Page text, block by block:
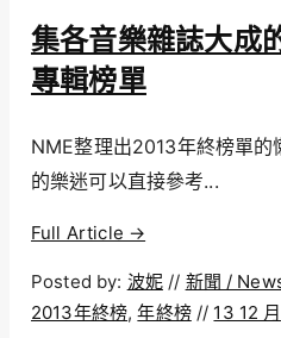
集各音樂雜誌大成
專輯榜單
NME整理出2013年終榜單
的樂迷可以直接參考...
Full Article →
Posted by: 波妮 // 新聞 /
2013年終榜,年終榜 // 13 12